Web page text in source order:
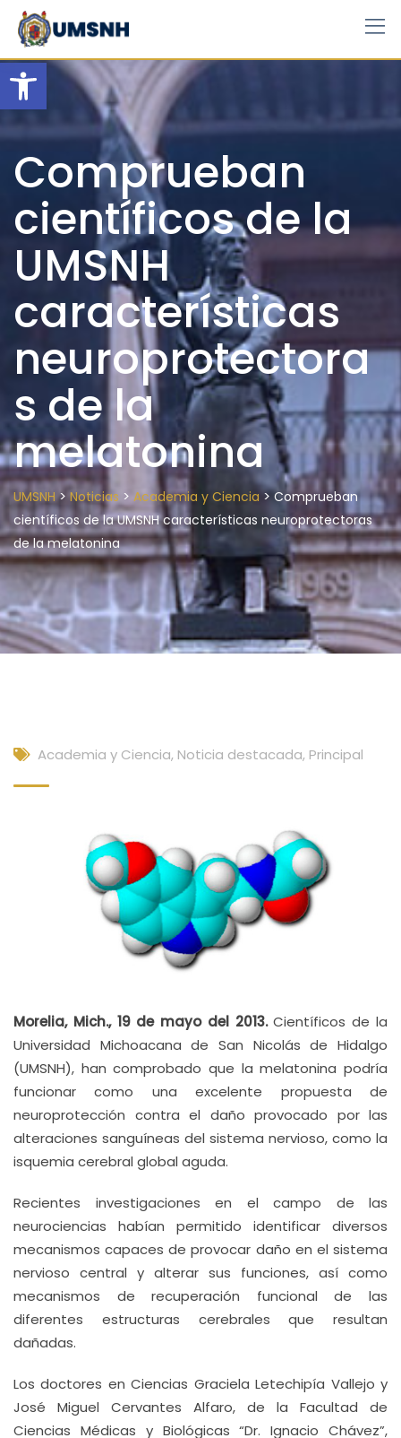
Open toolbar
Skip
content
Comprueban
científicos de la
UMSNH
características
neuroprotectora
s de la
melatonina
UMSNH> Noticias > Academia y Ciencia >Comprueban
científicos de la UMSNH características neuroprotectoras
de la melatonina
Academia y Ciencia, Noticia destacada, Principal
Morelia, Mich., 19 de mayo del 2013.Científicos de la
Universidad Michoacana de San Nicolás de Hidalgo
(UMSNH), han comprobado que la melatonina podría
funcionar como una excelente propuesta de
neuroprotección contra el daño provocado por las
alteraciones sanguíneas del sistema nervioso, como la
isquemia cerebral global aguda.
Recientes investigaciones en el campo de las
neurociencias habían permitido identificar diversos
mecanismos capaces de provocar daño en el sistema
nervioso central y alterar sus funciones, así como
mecanismos de recuperación funcional de las
diferentes estructuras cerebrales que resultan
dañadas.
Los doctores en Ciencias Graciela Letechipía Vallejo y
José Miguel Cervantes Alfaro, de la Facultad de
Ciencias Médicas y Biológicas “Dr. Ignacio Chávez”,